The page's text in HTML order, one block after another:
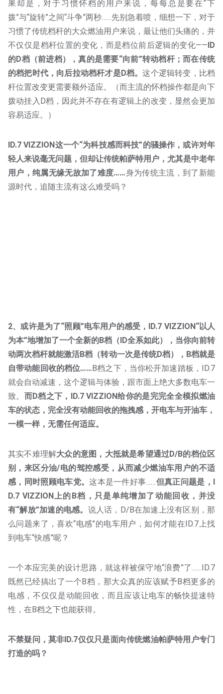
拨”与“旋转”之间“斗争”两秒……先别急着喷，细想一下，对于
习惯了传统档杆的大众燃油用户来说，最让他们头痛的，并
不仅仅是档杆位置的变化，而是档位前后逻辑的变化—— ID
的D档（前进档），真的是需要“向前”转动档杆；而在传统
的档把时代，向后拉动档杆才是D档。这个逻辑转变，比档
杆位置改变更需要额外适应。（而主流的怀档操作都是向下
拨动挂入D档，因此并不存在有逻辑上的改变，显然会更加
容易适应。）
轻人来说毫无问题，但却让传统帕萨特用户，尤其是中老年
用户，纯属无缘无故加了难度……身为传统主流，到了新能
源时代，追随主流有这么难受吗？
为本”地增加了一个全新的B档（ID全系如此），当你向前转
动两次档杆就能激活B档（转动一次是传统D档），B档就是
自带动能回收的档位……B档之下，当你松开加速踏板，ID.7
就会自动减速，这个逻辑与体验，跟市面上绝大多数电车一
致。而D档之下，ID.7 VIZZION给你的是完完全全模拟燃油
车的状态，完全没有动能回收的拖拽感，开电车与开油车，
一模一样，无需任何适应。
别，来区分油/电的驾控感受，从而减少燃油车用户的不适
感，同时照顾电车党。这本是一件好事……但真正问题是，I
D.7 VIZZION上的B档，只是单纯增加了动能回收，并没
有“解放”加速的电感。 说人话，D/B在加速上没有区别，那
么问题来了，喜欢“电感”的电车用户，如何才能在ID.7上找
到电车“快感”呢？
既然已经搞出了一个B档，那大众真的应该赋予B档更多的
电感，不仅仅是动能回收，而且应该让电车的畅快提速特
性，在B档之下也能获得。
打造的吗？